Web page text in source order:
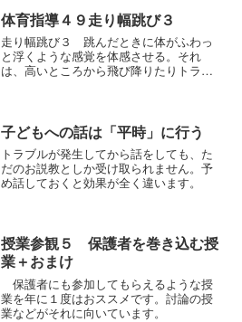
体育指導４９走り幅跳び３
走り幅跳び３ 跳んだときに体がふわっ
と浮くような感覚を体感させる。それ
は、高いところから飛び降りたりトラン
躍に角度を生み出すためにふ...
子どもへの話は「平時」に行う
トラブルが発生してから話をしても、た
だのお説教としか受け取られません。予
め話しておくと効果が全く違います。
授業参観５ 保護者を巻き込む授
業＋おまけ
保護者にも参加してもらえるような授
業を年に１度はおススメです。討論の授
業などがそれに向いています。